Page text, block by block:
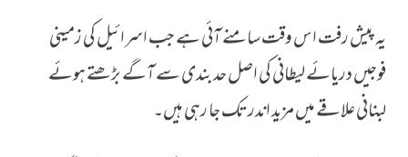
یہ پیش رفت اس وقت سامنے آئی ہے جب اسرائیل کی زمینی
فوجیں دریائے لیطانی کی اصل حد بندی سے آگے بڑھتے ہوئے
لبنانی علاقے میں مزید اندر تک جا رہی ہیں۔